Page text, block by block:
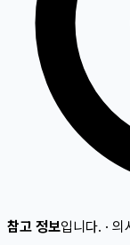
참고 정보입니다. · 의